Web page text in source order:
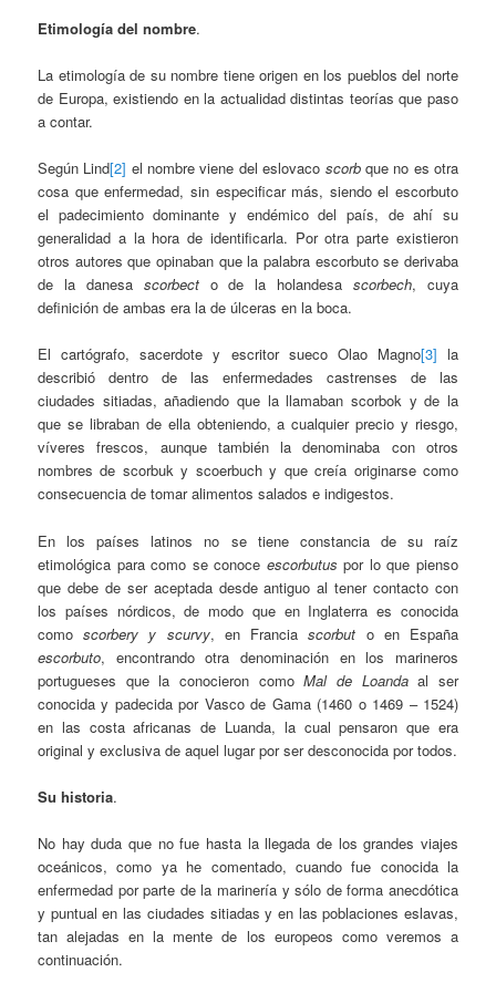
Etimología del nombre.
La etimología de su nombre tiene origen en los pueblos del norte
de Europa, existiendo en la actualidad distintas teorías que paso
a contar.
Según Lind[2] el nombre viene del eslovaco scorbque no es otra
cosa que enfermedad, sin especificar más, siendo el escorbuto
el padecimiento dominante y endémico del país, de ahí su
generalidad a la hora de identificarla. Por otra parte existieron
otros autores que opinaban que la palabra escorbuto se derivaba
de la danesa scorbecto de la holandesascorbech, cuya
definición de ambas era la de úlceras en la boca.
El cartógrafo, sacerdote y escritor sueco Olao Magno[3] la
describió dentro de las enfermedades castrenses de las
ciudades sitiadas, añadiendo que la llamaban scorbok y de la
que se libraban de ella obteniendo, a cualquier precio y riesgo,
víveres frescos, aunque también la denominaba con otros
nombres de scorbuk y scoerbuch y que creía originarse como
consecuencia de tomar alimentos salados e indigestos.
En los países latinos no se tiene constancia de su raíz
etimológica para como se conoce escorbutus por lo que pienso
que debe de ser aceptada desde antiguo al tener contacto con
los países nórdicos, de modo que en Inglaterra es conocida
comoscorbery y scurvy, en Franciascorbut o en España
escorbuto, encontrando otra denominación en los marineros
portugueses que la conocieron comoMal de Loandaal ser
conocida y padecida por Vasco de Gama (1460 o 1469 – 1524)
en las costa africanas de Luanda, la cual pensaron que era
original y exclusiva de aquel lugar por ser desconocida por todos.
Su historia.
No hay duda que no fue hasta la llegada de los grandes viajes
oceánicos, como ya he comentado, cuando fue conocida la
enfermedad por parte de la marinería y sólo de forma anecdótica
y puntual en las ciudades sitiadas y en las poblaciones eslavas,
tan alejadas en la mente de los europeos como veremos a
continuación.